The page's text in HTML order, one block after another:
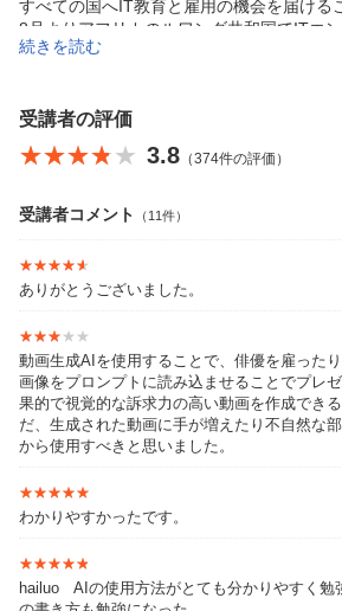
すべての国へIT教育と雇用の機会を届ける
8月よりアフリカのルワンダ共和国でITエ
エンジニアとして活躍する卒業生を輩出。
「可能性は無限大！プログラミングでこん
楽しいですよね。自分ができることが増え
できなかったらどうしよう、時間がもった
続きを読む
受講者の評価
★★★★★
★★★★★ 3.8 （374件の評価）
受講者コメント （11件）
★★★★★
★★★★★
ありがとうございました。
★★★★★
★★★★★
動画生成AIを使用することで、俳優を雇った
画像をプロンプトに読み込ませることでプレ
果的で視覚的な訴求力の高い動画を作成でき
だ、生成された動画に手が増えたり不自然な
から使用すべきと思いました。
★★★★★
★★★★★
わかりやすかったです。
★★★★★
★★★★★
hailuo AIの使用方法がとても分かりやすく勉